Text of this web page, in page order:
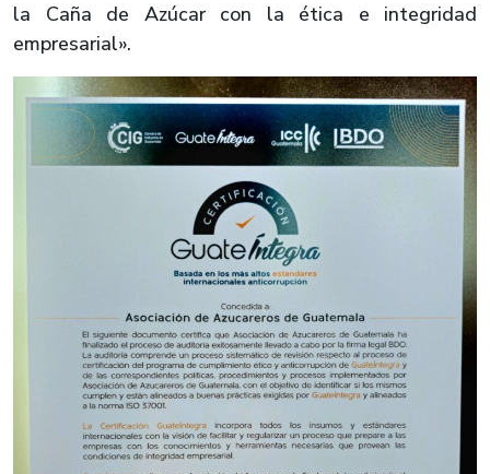
la Caña de Azúcar con la ética e integridad
empresarial».